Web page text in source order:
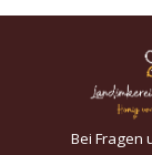
Bei Fragen